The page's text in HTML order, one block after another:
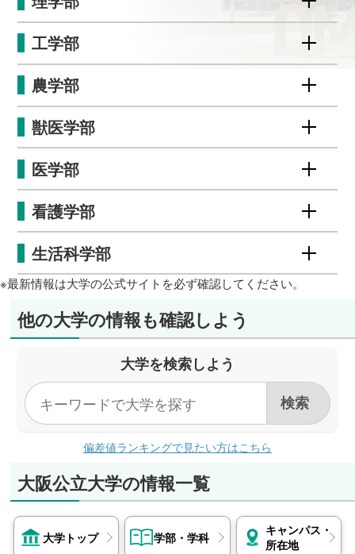
工学部
農学部
獣医学部
医学部
看護学部
生活科学部
※最新情報は大学の公式サイトを必ず確認してください。
他の大学の情報も確認しよう
大学を検索しよう
偏差値ランキングで見たい方はこちら
大阪公立大学の情報一覧
大学トップ 学部・学科
キャンパス・
所在地